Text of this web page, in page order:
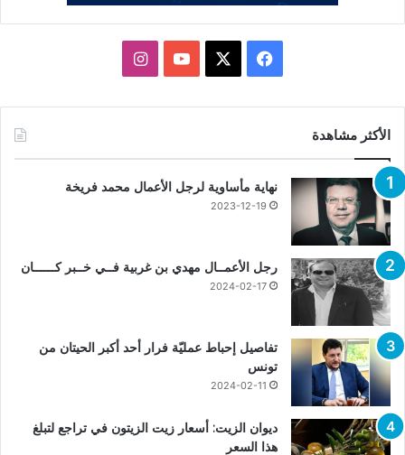
فيسبوك يوتيوبانستقرام
الأكثر مشاهدة
نهاية مأساوية لرجل الأعمال محمد فريخة
2023-12-19
رجل الأعمــال مهدي بن غربية فــي خــبر كــــــان
2024-02-17
تفاصيل إحباط عمليّة فرار أحد أكبر الحيتان من
تونس
2024-02-11
ديوان الزيت: أسعار زيت الزيتون في تراجع لتبلغ
هذا السعر